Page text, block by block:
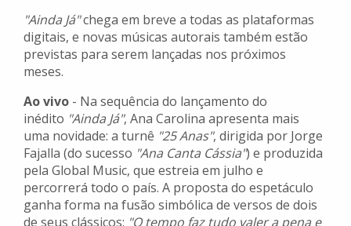
"Ainda Já"chega em breve a todas as plataformas
digitais, e novas músicas autorais também estão
previstas para serem lançadas nos próximos
meses.
Ao vivo - Na sequência do lançamento do
inédito "Ainda Já", Ana Carolina apresenta mais
uma novidade: a turnê "25 Anas", dirigida por Jorge
Fajalla (do sucesso "Ana Canta Cássia") e produzida
pela Global Music, que estreia em julho e
percorrerá todo o país. A proposta do espetáculo
ganha forma na fusão simbólica de versos de dois
de seus clássicos: "O tempo faz tudo valer a pena e